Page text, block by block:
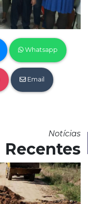
Whatsapp
Email
Notícias
Recentes